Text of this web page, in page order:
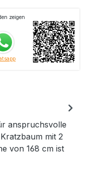
anspruchsvolle
mit 2
von 168 cm ist